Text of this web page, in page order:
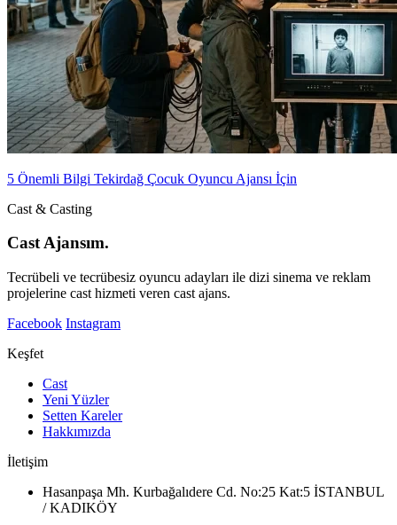
5 Önemli Bilgi Tekirdağ Çocuk Oyuncu Ajansı İçin
Cast & Casting
Cast Ajansım.
Tecrübeli ve tecrübesiz oyuncu adayları ile dizi sinema ve reklam
projelerine cast hizmeti veren cast ajans.
Facebook Instagram
Keşfet
Cast
Yeni Yüzler
Setten Kareler
Hakkımızda
İletişim
Hasanpaşa Mh. Kurbağalıdere Cd. No:25 Kat:5 İSTANBUL
/ KADIKÖY